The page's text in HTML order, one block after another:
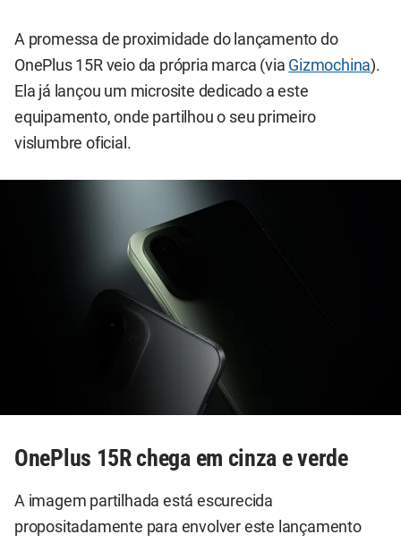
A promessa de proximidade do lançamento do
OnePlus 15R veio da própria marca (via Gizmochina).
Ela já lançou um microsite dedicado a este
equipamento, onde partilhou o seu primeiro
vislumbre oficial.
OnePlus 15R chega em cinza e verde
A imagem partilhada está escurecida
propositadamente para envolver este lançamento